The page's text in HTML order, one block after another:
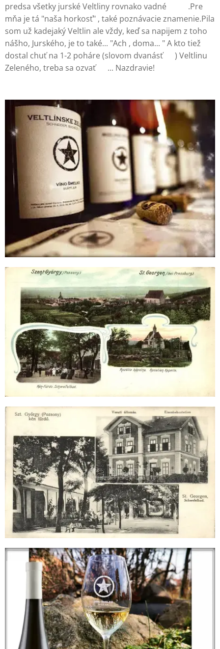
predsa všetky jurské Veltliny rovnako vadné ☝🏻😃.Pre
mňa je tá "naša horkosť" , také poznávacie znamenie.Pila
som už kadejaký Veltlin ale vždy, keď sa napijem z toho
nášho, Jurského, je to také... "Ach , doma... " A kto tiež
dostal chuť na 1-2 poháre (slovom dvanásť 😄) Veltlinu
Zeleného, treba sa ozvať 😏... Nazdravie! 🥂